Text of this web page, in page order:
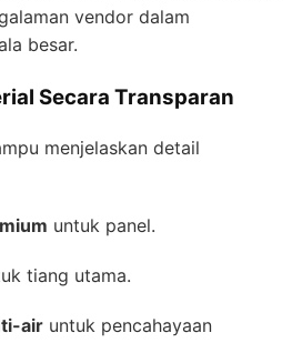
vendor dalam
besar.
Secara Transparan
menjelaskan detail
untuk panel.
tiang utama.
air untuk pencahayaan